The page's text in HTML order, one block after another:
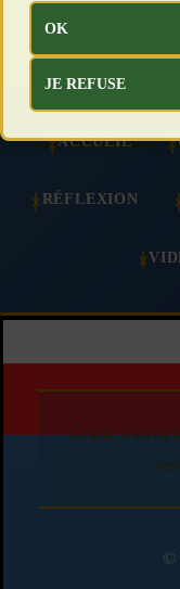
ACCUEIL
RÉFLEXION
Copie
©
OK
JE REFUSE